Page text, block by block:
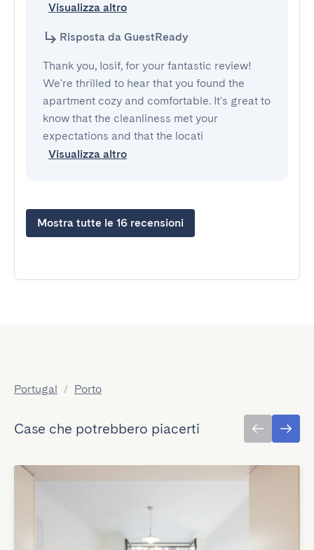
Visualizza altro
Risposta da GuestReady
Thank you, Iosif, for your fantastic review!
We're thrilled to hear that you found the
apartment cozy and comfortable. It's great to
know that the cleanliness met your
expectations and that the locati
Visualizza altro
Mostra tutte le 16 recensioni
Portugal / Porto
Case che potrebbero piacerti